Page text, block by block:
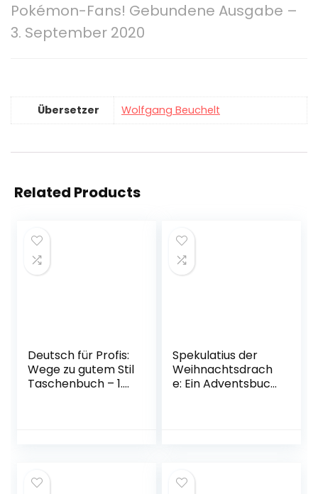
Pokémon-Fans! Gebundene Ausgabe –
3. September 2020
Übersetzer Wolfgang Beuchelt
Related Products
Deutsch für Profis:
Wege zu gutem Stil
Taschenbuch – 1.
Spekulatius der
Weihnachtsdrach
e: Ein Adventsbuch